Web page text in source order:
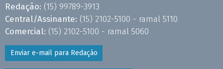
Redação: (15) 99789-3913
Central/Assinante: (15) 2102-5100 - ramal 5110
Comercial: (15) 2102-5100 - ramal 5060
Enviar e-mail para Redação